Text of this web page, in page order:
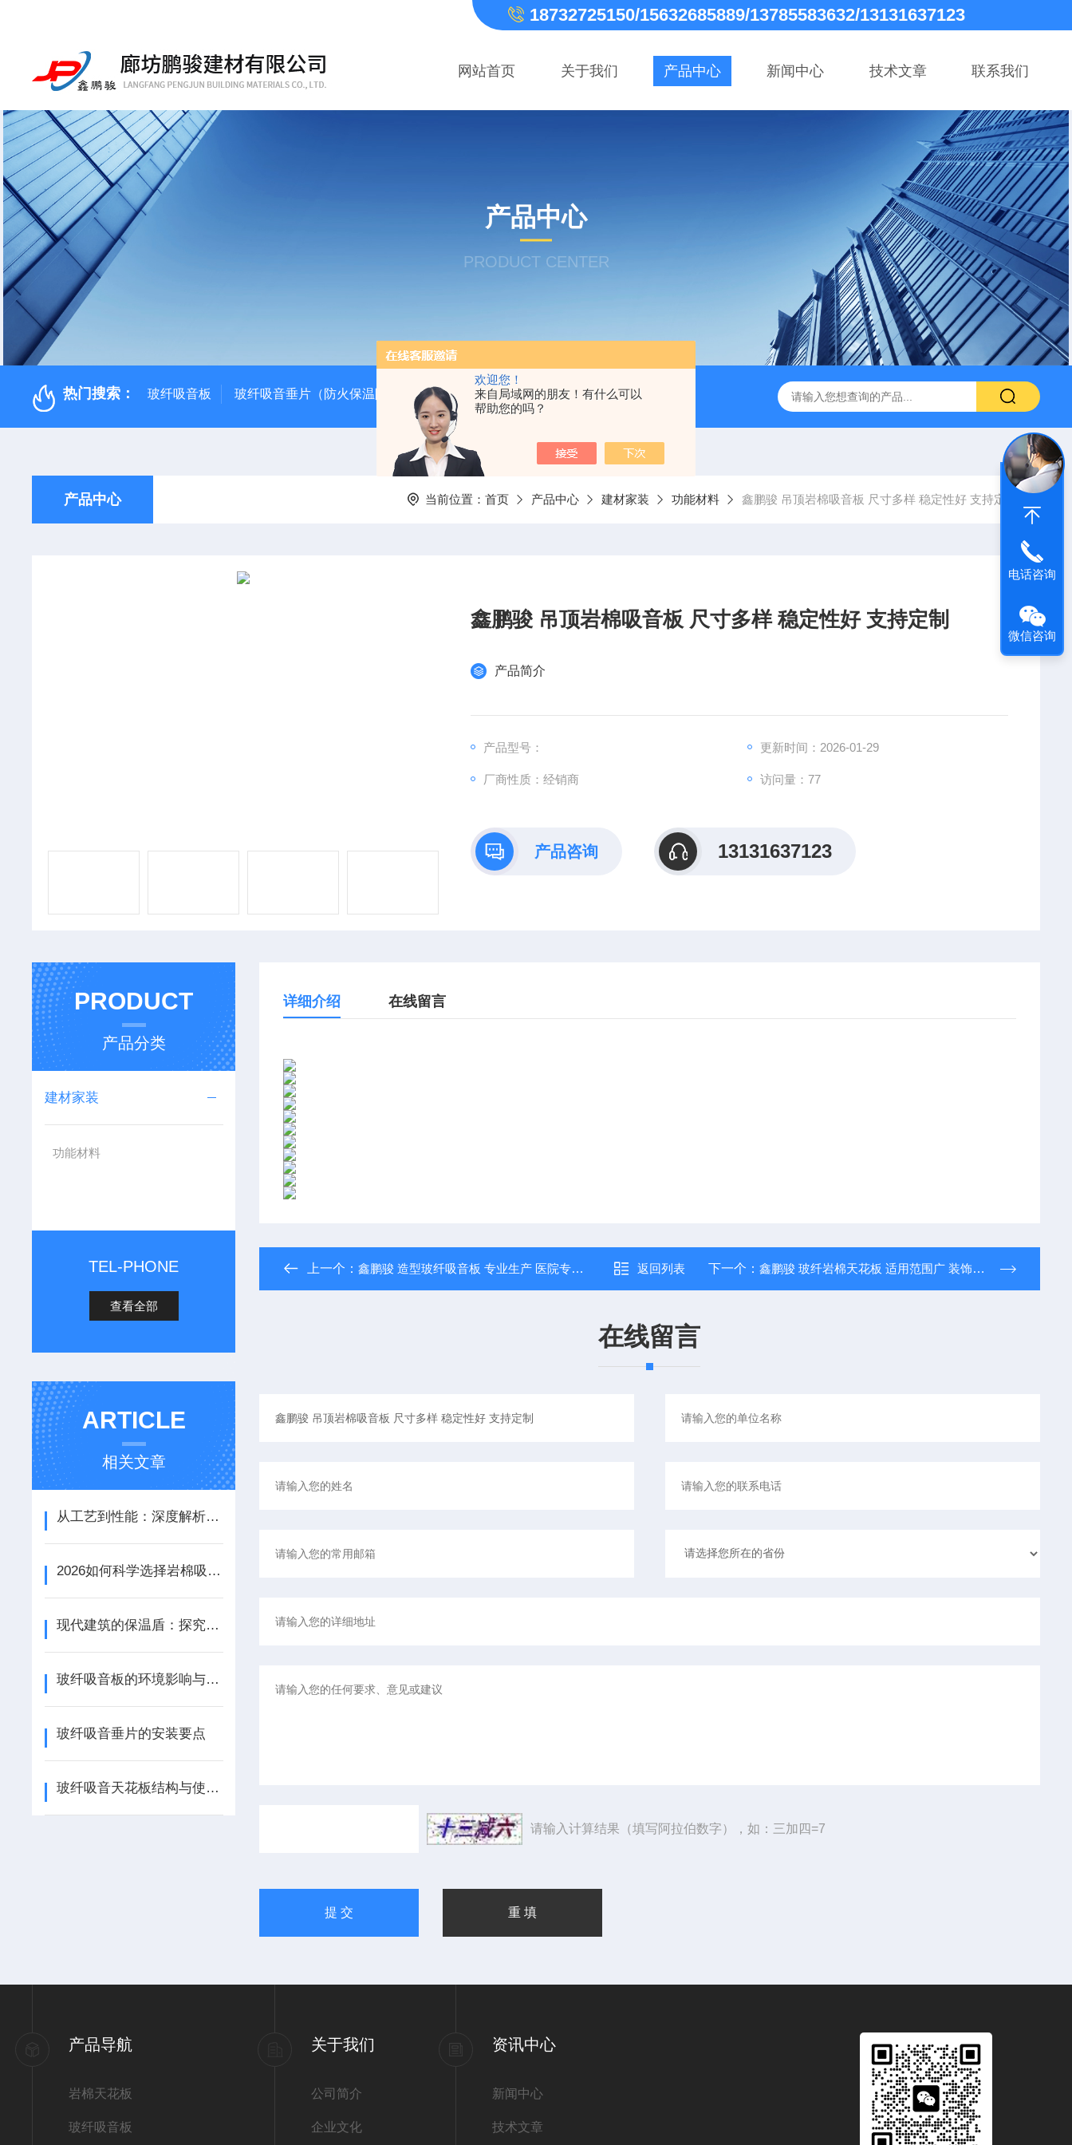
欢迎您！
来自局域网的朋友！有什么可以
帮助您的吗？
18732725150/15632685889/13785583632/13131637123
网站首页 关于我们 产品中心 新闻中心 技术文章 联系我们
产品中心
PRODUCT CENTER
热门搜索： 玻纤吸音板 玻纤吸音垂片（防火保温隔音降噪） 岩棉吸音板（吊顶专用装饰材料） 600*600 600*1200鑫鹏骏 岩棉天花板 防火抗下陷 吸音吊顶 玻纤
产品中心 当前位置： 首页 产品中心 建材家装 功能材料 鑫鹏骏 吊顶岩棉吸音板 尺寸多样 稳定性好 支持定制
鑫鹏骏 吊顶岩棉吸音板 尺寸多样 稳定性好 支持定制
产品简介
产品型号： 更新时间：2026-01-29
厂商性质：经销商 访问量：77
产品咨询 13131637123
PRODUCT
产品分类
建材家装
功能材料
TEL-PHONE
查看全部
ARTICLE
相关文章
从工艺到性能：深度解析铝天花吸音板的结构优势与应用场景
2026如何科学选择岩棉吸音板：性能参数、安装工艺与场景适配
现代建筑的保温盾：探究岩棉天花板的节能特性
玻纤吸音板的环境影响与可持续性探讨
玻纤吸音垂片的安装要点
玻纤吸音天花板结构与使用要点
详细介绍 在线留言
上一个：鑫鹏骏 造型玻纤吸音板 专业生产 医院专用材质轻盈强度高 实力厂家 返回列表 下一个： 鑫鹏骏 玻纤岩棉天花板 适用范围广 装饰性强 厂家定制
在线留言
请输入计算结果（填写阿拉伯数字），如：三加四=7
产品导航
岩棉天花板
玻纤吸音板
关于我们
公司简介
企业文化
资讯中心
新闻中心
技术文章
电话咨询
微信咨询